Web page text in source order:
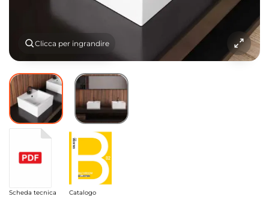
Clicca per ingrandire
Scheda tecnica Catalogo